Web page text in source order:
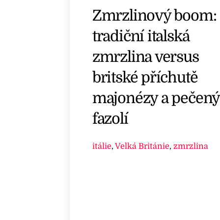
Zmrzlinový boom:
tradiční italská
zmrzlina versus
britské příchutě
majonézy a
fazolí
itálie, Velká Británie, zmrzlina